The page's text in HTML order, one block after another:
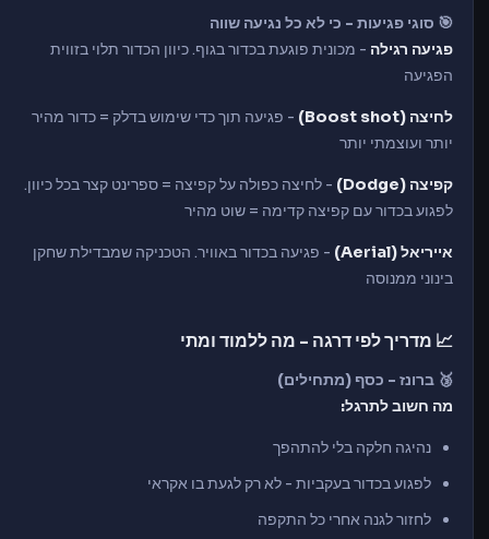
🎯 סוגי פגיעות - כי לא כל נגיעה שווה
פגיעה רגילה - מכונית פוגעת בכדור בגוף. כיוון הכדור תלוי בזווית
הפגיעה
לחיצה (Boost shot)
- פגיעה תוך כדי שימוש בדלק = כדור מהיר
יותר ועוצמתי יותר
קפיצה (Dodge)
- לחיצה כפולה על קפיצה = ספרינט קצר בכל כיוון.
לפגוע בכדור עם קפיצה קדימה = שוט מהיר
אייריאל (Aerial)
- פגיעה בכדור באוויר. הטכניקה שמבדילת שחקן
בינוני ממנוסה
📈 מדריך לפי דרגה - מה ללמוד ומתי
🥉 ברונז - כסף (מתחילים)
מה חשוב לתרגל:
נהיגה חלקה בלי להתהפך
לפגוע בכדור בעקביות - לא רק לגעת בו אקראי
לחזור לגנה אחרי כל התקפה